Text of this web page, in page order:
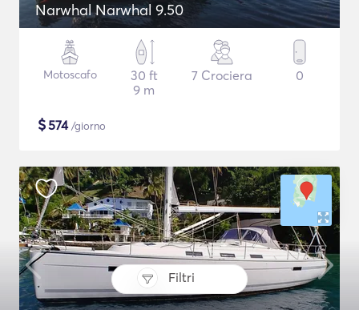
Filtri
Narwhal Narwhal 9.50
Motoscafo
30 ft
9 m
7 Crociera 0
$574/giorno